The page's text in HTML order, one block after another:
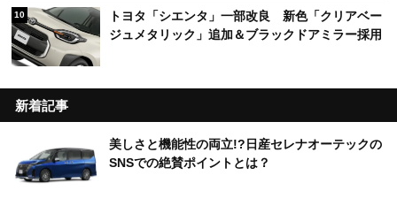
10
トヨタ「シエンタ」一部改良 新色「クリアベー
ジュメタリック」追加＆ブラックドアミラー採用
新着記事
美しさと機能性の両立!?日産セレナオーテックの
SNSでの絶賛ポイントとは？